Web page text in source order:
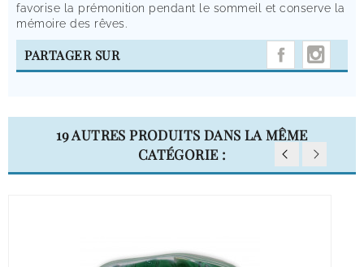
favorise la prémonition pendant le sommeil et conserve la
mémoire des rêves.
PARTAGER SUR
19 AUTRES PRODUITS DANS LA MÊME
CATÉGORIE :